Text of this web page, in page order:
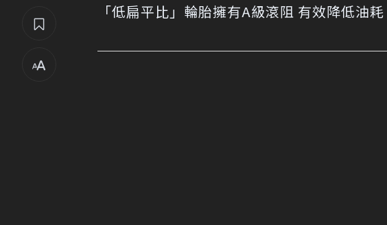
「低扁平比」輪胎擁有A級滾阻 有效降低油耗